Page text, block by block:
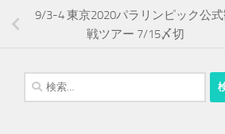
9/3-4 東京2020パラリンピック公
戦ツアー 7/15〆切
検
索: